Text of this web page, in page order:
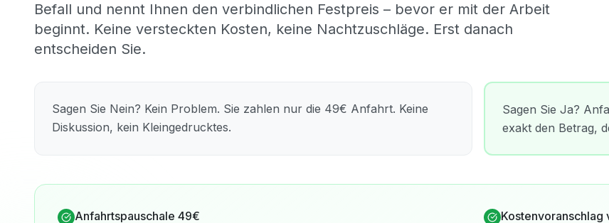
Befall und nennt Ihnen den verbindlichen Festpreis – bevor er mit der Arbeit
beginnt. Keine versteckten Kosten, keine Nachtzuschläge. Erst danach
entscheiden Sie.
Sagen Sie Nein? Kein Problem. Sie zahlen nur die 49€ Anfahrt. Keine
Diskussion, kein Kleingedrucktes.
Sagen Sie Ja?
exakt den Betrag,
Anfahrtspauschale 49€ Kostenvoranschlag